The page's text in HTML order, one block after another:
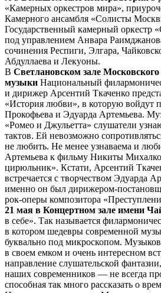
«Камерных оркестров мира»,
Камерного ансамбля «Солисты
Государственный камерный оркестр
под управлением Анвара
сочинения Респиги, Элгара,
Абдуллаева и Лекуоны.
В Светлановском зале
музыки Национальный
и дирижер Арсентий Ткаченко
«История любви», в которую войдут
Прокофьева и Эдуарда Артемьева.
«Ромео и Джульетта» слушатели
тактов. Ей невозможно
не любить. Не менее узнаваема и
Артемьева к фильму Никиты
цирюльник». Кстати, Арсентий
встречается с творчеством Эдуарда
именно он был дирижером-
рок-оперы композитора
21 мая в Концертном зале имени
в себе». Так называется
в котором шедевры современной
буквально под микроскопом.
в своем емком и очень интересном
направление слушательской
наших современников — не всегда
способная так много рассказать о